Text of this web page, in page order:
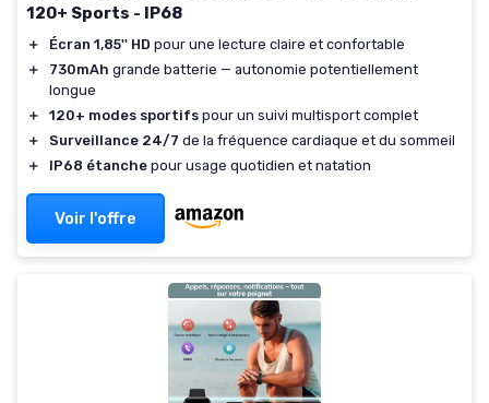
120+ Sports - IP68
＋ Écran 1,85'' HD pour une lecture claire et confortable
＋
730mAh grande batterie — autonomie potentiellement
longue
＋
120+ modes sportifs pour un suivi multisport complet
＋
Surveillance 24/7 de la fréquence cardiaque et du sommeil
＋
IP68 étanche pour usage quotidien et natation
Voir l'offre